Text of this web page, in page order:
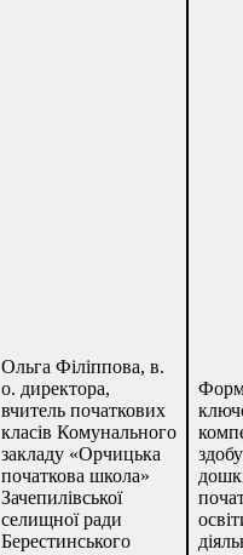
Ольга Філіппова, в.
о. директора,
вчитель початкових
класів Комунального
закладу «Орчицька
початкова школа»
Зачепилівської
селищної ради
Берестинського